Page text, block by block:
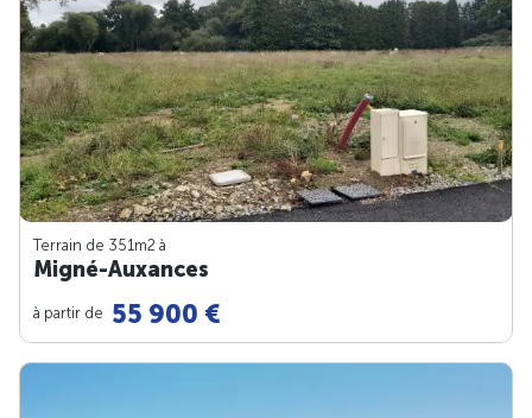
Terrain de 351m2 à
Migné-Auxances
à partir de 55 900 €